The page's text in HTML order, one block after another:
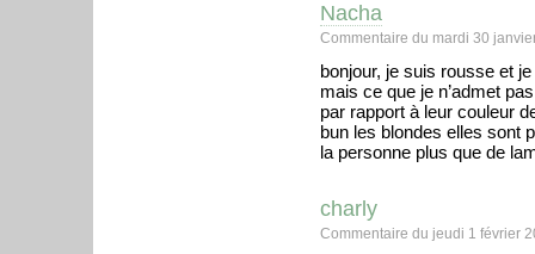
Nacha
Commentaire du mardi 30
bonjour, je suis rousse et
mais ce que je n’admet
par rapport à leur couleur
bun les blondes elles sont
la personne plus que de
charly
Commentaire du jeudi 1 février